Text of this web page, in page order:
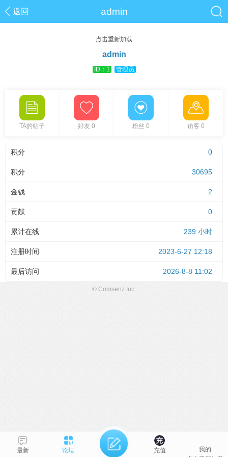
返回 admin
点击重新加载
admin
ID：1 管理员
TA的帖子 好友 0 粉丝 0 访客 0
0
积分
30695
积分
2
金钱
0
贡献
239 小时
累计在线
2023-6-27 12:18
注册时间
2026-8-8 11:02
最后访问
最新 论坛 充值
我的
© Comsenz Inc.